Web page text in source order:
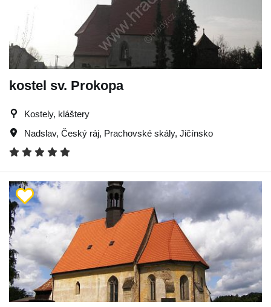
kostel sv. Prokopa
Kostely, kláštery
Nadslav, Český ráj, Prachovské skály, Jičínsko